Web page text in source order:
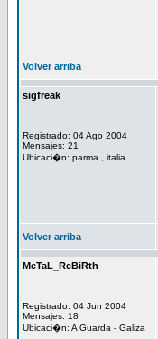
Volver arriba
sigfreak
Registrado: 04 Ago 2004
Mensajes: 21
Ubicaci�n: parma , italia.
Volver arriba
MeTaL_ReBiRth
Registrado: 04 Jun 2004
Mensajes: 18
Ubicaci�n: A Guarda - Galiza